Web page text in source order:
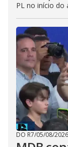
PL no início do
DO R7/05/08/2026